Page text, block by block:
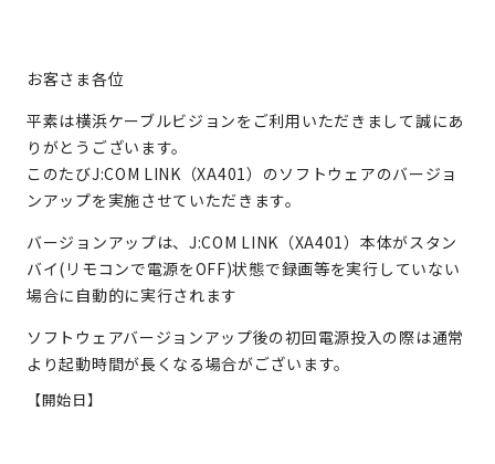
お客さま各位
平素は横浜ケーブルビジョンをご利用いただきまして誠にあ
りがとうございます。
このたびJ:COM LINK（XA401）のソフトウェアのバージョ
ンアップを実施させていただきます。
バージョンアップは、J:COM LINK（XA401）本体がスタン
バイ(リモコンで電源をOFF)状態で録画等を実行していない
場合に自動的に実行されます
ソフトウェアバージョンアップ後の初回電源投入の際は通常
より起動時間が長くなる場合がございます。
【開始日】